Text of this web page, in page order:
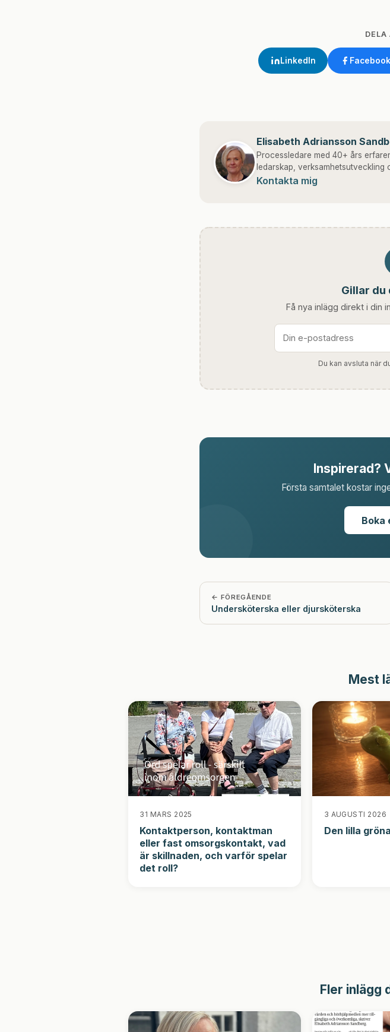
DELA
LinkedIn Facebook
Elisabeth Adriansson
Processledare med 40+ års
ledarskap,
Kontakta mig
Gillar du
Få nya inlägg direkt i din
Du kan avsluta när
Inspirerad?
Första samtalet kostar
Boka
← FÖREGÅENDE
Undersköterska eller djursköterska
Mest
31 MARS 2025
Kontaktperson, kontaktman
eller fast omsorgskontakt, vad
är skillnaden, och varför spelar
det roll?
3 AUGUSTI 2026
Den lilla
Fler inlägg